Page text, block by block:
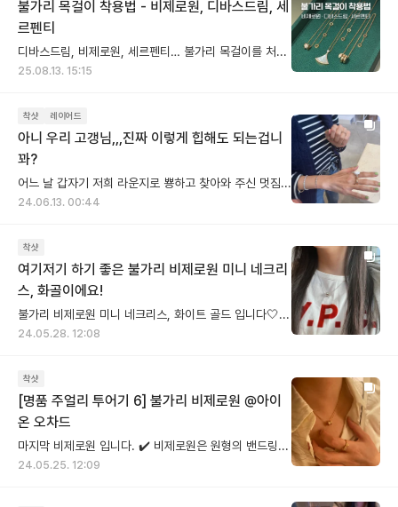
불가리 목걸이 착용법 - 비제로원, 디바스드림, 세
르펜티
디바스드림, 비제로원, 세르펜티… 불가리 목걸이를 처음 받아보면 “어? 고리가 왜 이렇게 생겼지?” 하고 당황하는 분들이 많습니다. 그 비밀은 바로 불가리만의 시그니처 포인트, 👉 ‘도넛’ 모양 고리에 있어요. 여기서 중요한 건! 이 도넛 고리 안에 걸려고 하면 안 된다는 거예요. (고리 구멍이 작아 절대 들어가지 않습니다.) ✔️ 불가리 목걸이는 도넛과 도넛 사이의 체인에 걸어야 합니다. ✔️ 또는 제일 안쪽 도넛에 있는 안쪽 체인에 걸 수도 있어요. 길이를 조금 짧게 하고 싶을때 안쪽에 걸면 되어요 저는 손톱이 긴 편인데, 거울 없이도 혼자 착용하기 정말 편해요. 체인에 툭 걸기만 하면 되니, 힘들게 고리 맞추느라 고생할 필요가 없죠.🤍 게다가 고리 디자인 자체가 독특해서 뒷모습까지 세련되게 완성됩니다. 작은 디테일이지만, 불가리는 이렇게 착용감과 스타일을 모두 챙겼습니다. 이제는 제대로 착용하고 더 예쁘게 즐겨보세요! 🍩 스테디 목걸이의 도넛 위치 - 비제로원 미니: 38cm - 41.5cm - 45cm - 디바스드림: 41cm - 43cm - 세르펜티 바이퍼: 41cm - 43cm 도넛 위치에 따라 길이 조절이 가능해요. 비제로원은 고리가 3개, 디바스드림·세르펜티는 2개입니다. 간혹 “왜 2개밖에 없어요?” 하고 놀라는 분도 있는데, 컬렉션별 디자인 달라 안심하셔도 됩니다.
25.08.13. 15:15
착샷 레이어드
아니 우리 고갱님,,,진짜 이렇게 힙해도 되는겁니
꽈?
어느 날 갑자기 저희 라운지로 뿅하고 찾아와 주신 멋짐뿜뿜 구매자 님이세요! 싱그러움 한도 초과 네일 컬러에 먼저 범상치 않음을 감지, 센스 넘치는 주얼리 스타일링은 도저히 참을 수가 없었어요 "저...사진 찍어도 되나요??😍" 중지에 착용하고 계신 [불가리 비제로원 원밴드 링]을 구매해주셨는데 넘나 시크하게 바로 착용하고 가셨더랬죠 요렇게 사진도 남겨주시고 ㅎㅎ 잘 지내고 계시죠?? 예쁜 주얼리들과 항상 행복하세요 :)
24.06.13. 00:44
착샷
여기저기 하기 좋은 불가리 비제로원 미니 네크리
스, 화골이에요!
불가리 비제로원 미니 네크리스, 화이트 골드 입니다🤍 요것도 착샷과 함께 영롱한 자태를 좀 보여드리고 싶어서^^ 저는 원래 로골파이고 가지고 있는 대부분의 주얼리가 로골이에요, 특정 브랜드에 옐골이 특히 예쁜 경우에만 옐골을 구입하고요. 그래서 화이트 골드가 많지는 않은데 비제로원 미니는 화골도 넘 예쁩니다(그만큼 매력있다는 이야기) 평소에 옷을 좀 편하게 입는 편이라 너무 짧은 네크리스는 손이 잘 안가요~ 티셔츠나 맨투맨, 니트류에 편하게 착용할 수 있는 길이감이 좀 있는 네크리스를 자주 착용하게 되는데요. 비제로원 미니가 스테디인 이유도 디스크(고리 고정장치)로 기호에 맞게 조절할 수 있는 길이감 때문이지 않을까 싶어요, 활용도가 매우 좋으니까요! 또, 착용하는 방법이 너무 편해요. 디스크 앞뒤로 툭툭 걸어서 고정이 되는 방식이고 디자인 자체가 예뻐서 디스크를 앞쪽에 고정하고 나머지 늘어뜨리는 연출도 많이들 하시죠~ (Tip) 아래 3가지로 줄 조절되고 펜던트도 많이 작지 않아요 ✔️ 줄 길이 조정 : 38 - 41.5 - 45cm ✔️ 펜던트 높이 :1 cm
24.05.28. 12:08
착샷
[명품 주얼리 투어기 6] 불가리 비제로원 @아이
온 오차드
마지막 비제로원 입니다. ✔️ 비제로원은 원형의 밴드링을 모티브로 하고 있어요. 불가리 비제로원은 제일 넓은 선호층을 가지고 있지 않을까 생각해요. 디바스드림이나 세르펜티에 비해 남성에게도 인기 많은 명품 주얼리에서 대표적인 유니섹스 컬렉션이니까요. ✔️ 구매 시 비교군으로 "불가리 비제로원"과 "부쉐론 콰트로"를 비교하시며 고민하시는 분들이 있는데요. 제가 직접 해보니까 밴드 모양이라는 것이 공통점일 뿐 무드가 너무 달랐거든요(?) 이건 직접 착용을 해보면 분명 비제로원이 더 어울리는 사람, 콰트로가 어울리는 사람이 확 갈릴 것 같아요. 나랑 어울리는 주얼리 찾을때 팁을 드리자면 본인의 피부 톤, 눈동자색, 평소 착장 스타일을 생각해보면 선택하는데 도움이 되는 것 같습니다. 아, 그리고 부쉐론 콰트로는 디자인상 전체가 금속이 아니니 물에 접촉하는 상황에서 조심해주는게 좋다는 점~ 불가리 비제로원이 편하게 사용하긴 더 좋겠죠? (샤워할때도 빼지 않고 문신템 하고 싶다면 비제로원 ㄱㄱ)
24.05.25. 12:09